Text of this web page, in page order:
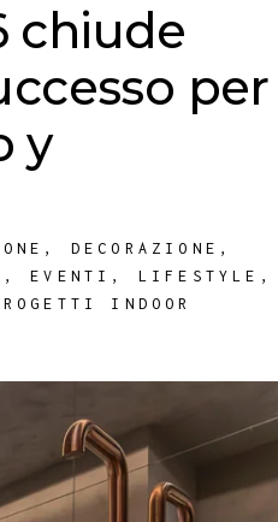
chiude
per
y
, DECORAZIONE ,
,EVENTI , LIFESTYLE ,
INDOOR